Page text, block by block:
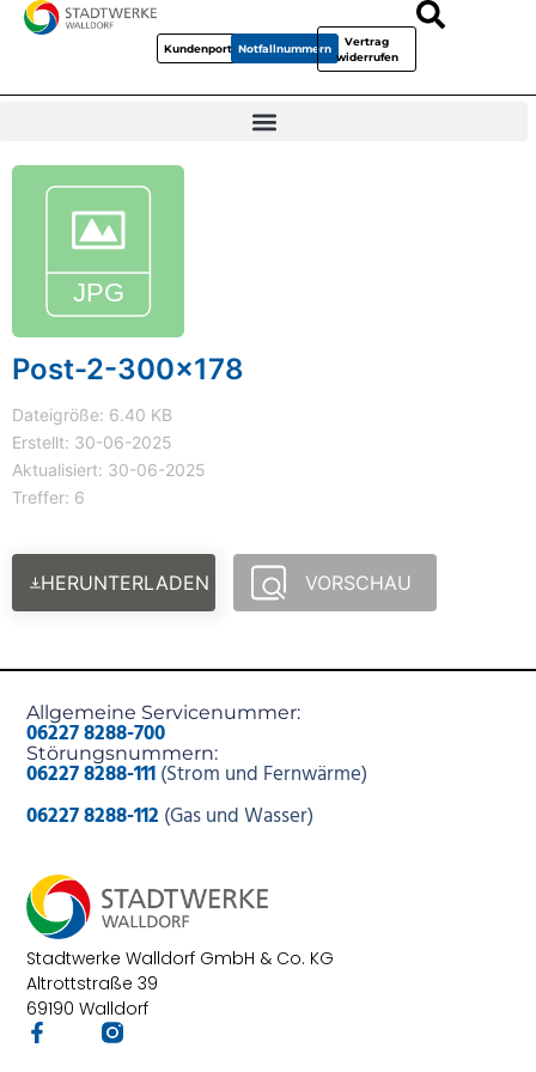
KundenportalNotfallnummern
Vertrag
widerrufen
Post-2-300x178
Dateigröße: 6.40 KB
Erstellt: 30-06-2025
Aktualisiert: 30-06-2025
Treffer: 6
HERUNTERLADEN VORSCHAU
Stadtwerke Walldorf GmbH & Co. KG
Altrottstraße 39
69190 Walldorf
Allgemeine Servicenummer:
06227 8288-700
Störungsnummern:
06227 8288-111(Strom und Fernwärme)
06227 8288-112 (Gas und Wasser)